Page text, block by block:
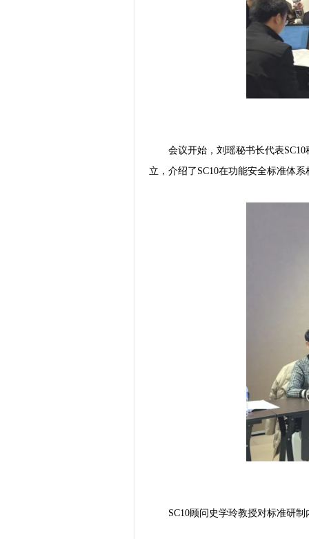
会议开始，刘瑶秘书长代表
立，介绍了SC10在功能安全标准体
SC10顾问史学玲教授对标准研